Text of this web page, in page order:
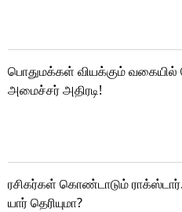
பொதுமக்கள் வியக்கும் வகையில்
அமைச்சர் அதிரடி!
ரசிகர்கள் கொண்டாடும்
யார் தெரியுமா?